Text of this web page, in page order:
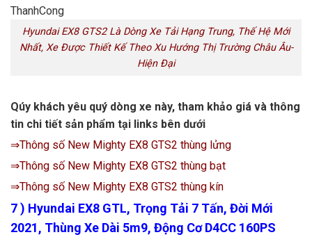
Hyundai EX8 GTS2 Là Dòng Xe Tải Hạng Trung, Thế Hệ Mới
Nhất, Xe Được Thiết Kế Theo Xu Hướng Thị Trường Châu Âu-
Hiện Đại
Qúy khách yêu quý dòng xe này, tham khảo giá và thông
tin chi tiết sản phẩm tại links bên dưới
⇒Thông số New Mighty EX8 GTS2 thùng lửng
⇒Thông số New Mighty EX8 GTS2 thùng bạt
⇒Thông số New Mighty EX8 GTS2 thùng kín
7 ) Hyundai EX8 GTL, Trọng Tải 7 Tấn, Đời Mới
2021, Thùng Xe Dài 5m9, Động Cơ D4CC 160PS